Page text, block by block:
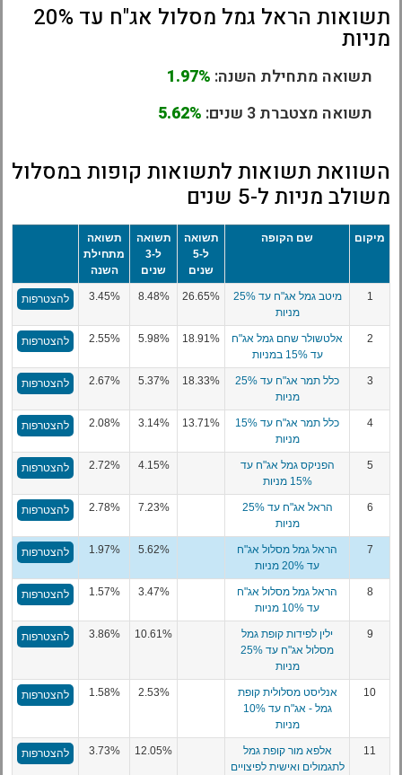
תשואות הראל גמל מסלול אג"ח עד 20%
מניות
תשואה מתחילת השנה: 1.97%
תשואה מצטברת 3 שנים:
5.62%
השוואת תשואות לתשואות קופות במסלול
משולב מניות ל-5 שנים
מיקום שם הקופה
תשואה
ל-5
שנים
תשואה
ל-3
שנים
תשואה
מתחילת
השנה
1
מיטב גמל אג"ח עד 25%
מניות
26.65%
8.48%
3.45% להצטרפות
2
אלטשולר שחם גמל אג"ח
עד 15% במניות
18.91%
5.98%
2.55% להצטרפות
3
כלל תמר אג"ח עד 25%
מניות
18.33%
5.37%
2.67% להצטרפות
4
כלל תמר אג"ח עד 15%
מניות
13.71%
3.14%
2.08% להצטרפות
5
הפניקס גמל אג"ח עד
15% מניות
4.15%
2.72% להצטרפות
6
הראל אג"ח עד 25%
מניות
7.23%
2.78% להצטרפות
7
הראל גמל מסלול אג"ח
עד 20% מניות
5.62%
1.97% להצטרפות
8
הראל גמל מסלול אג"ח
עד 10% מניות
3.47%
1.57% להצטרפות
9
ילין לפידות קופת גמל
מסלול אג"ח עד 25%
מניות
10.61%
3.86% להצטרפות
10
אנליסט מסלולית קופת
גמל - אג"ח עד 10%
מניות
2.53%
1.58% להצטרפות
11
אלפא מור קופת גמל
לתגמולים ואישית לפיצויים
12.05%
3.73% להצטרפות